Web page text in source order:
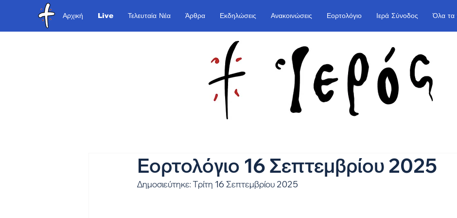
Αρχική Live Τελευταία Νέα Άρθρα Εκδηλώσεις Ανακοινώσεις Εορτολόγιο Ιερά Σύνοδος Όλα τα
Εορτολόγιο 16 Σεπτεμβρίου 2025
Δημοσιεύτηκε: Τρίτη 16 Σεπτεμβρίου 2025